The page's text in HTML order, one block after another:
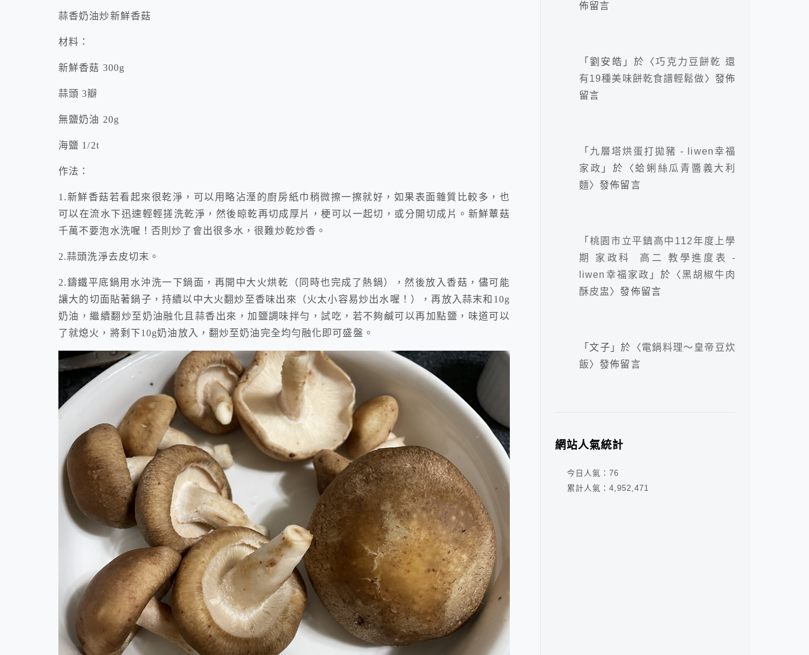
蒜香奶油炒新鮮香菇
材料：
新鮮香菇 300g
蒜頭 3瓣
無鹽奶油 20g
海鹽 1/2t
作法：
1.新鮮香菇若看起來很乾淨，可以用略沾溼的廚房紙巾稍微擦一擦就好，如果表面雜質比較多，也
可以在流水下迅速輕輕搓洗乾淨，然後晾乾再切成厚片，梗可以一起切，或分開切成片。新鮮蕈菇
千萬不要泡水洗喔！否則炒了會出很多水，很難炒乾炒香。
2.蒜頭洗淨去皮切末。
2.鑄鐵平底鍋用水沖洗一下鍋面，再開中大火烘乾（同時也完成了熱鍋），然後放入香菇，儘可能
讓大的切面貼著鍋子，持續以中大火翻炒至香味出來（火太小容易炒出水喔！），再放入蒜末和10g
奶油，繼續翻炒至奶油融化且蒜香出來，加鹽調味拌勻，試吃，若不夠鹹可以再加點鹽，味道可以
了就熄火，將剩下10g奶油放入，翻炒至奶油完全均勻融化即可盛盤。
佈留言
「劉安皓 」於〈巧克力豆餅乾 還
有19種美味餅乾食譜輕鬆做〉發佈
留言
「 九層塔烘蛋打拋豬 - liwen幸福
家政 」於〈 蛤蜊絲瓜青醬義大利
麵〉發佈留言
「 桃園市立平鎮高中112年度上學
期 家政科 高二 教學進度表 -
liwen幸福家政 」於〈 黑胡椒牛肉
酥皮盅 〉發佈留言
「文子 」於〈電鍋料理～皇帝豆炊
飯〉發佈留言
網站人氣統計
今日人氣： 76
累計人氣： 4,952,471